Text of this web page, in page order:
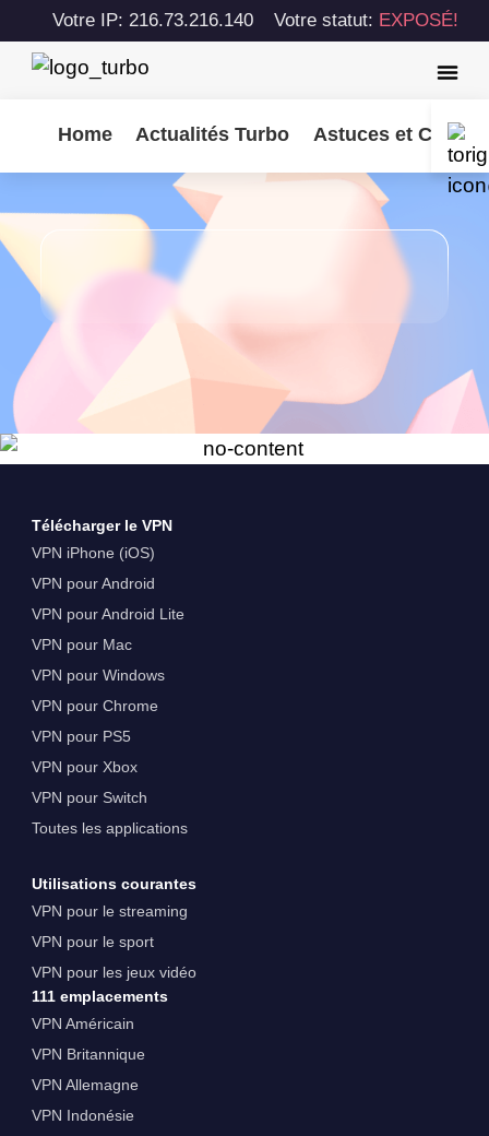
Votre IP: 216.73.216.140 Votre statut: EXPOSÉ!
Home Actualités Turbo Astuces et
Télécharger le VPN
VPN iPhone (iOS)
VPN pour Android
VPN pour Android Lite
VPN pour Mac
VPN pour Windows
VPN pour Chrome
VPN pour PS5
VPN pour Xbox
VPN pour Switch
Toutes les applications
Utilisations courantes
VPN pour le streaming
VPN pour le sport
VPN pour les jeux vidéo
111 emplacements
VPN Américain
VPN Britannique
VPN Allemagne
VPN Indonésie